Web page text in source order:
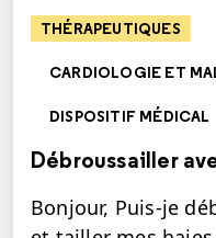
THÉRAPEUTIQUES
CARDIOLOGIE ET
DISPOSITIF MÉDICAL
Débroussailler
Bonjour, Puis-je